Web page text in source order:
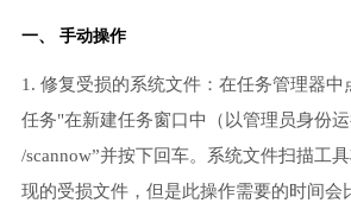
一、 手动操作
1. 修复受损的系统文件：在任务管理器
任务"在新建任务窗口中（以管理员身份
/scannow”并按下回车。系统文件扫描工
现的受损文件，但是此操作需要的时间会